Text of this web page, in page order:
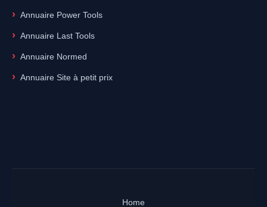
Annuaire Power Tools
Annuaire Last Tools
Annuaire Normed
Annuaire Site à petit prix
Home